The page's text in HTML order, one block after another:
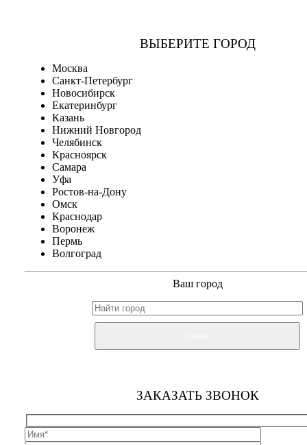
ВЫБЕРИТЕ ГОРОД
Москва
Санкт-Петербург
Новосибирск
Екатеринбург
Казань
Нижний Новгород
Челябинск
Красноярск
Самара
Уфа
Ростов-на-Дону
Омск
Краснодар
Воронеж
Пермь
Волгоград
Ваш город
ЗАКАЗАТЬ ЗВОНОК